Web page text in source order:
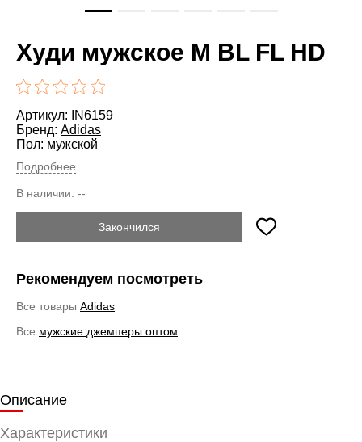
Худи мужское M BL FL HD
Артикул: IN6159
Бренд: Adidas
Пол: мужской
Подробнее
В наличии: --
Закончился
Рекомендуем посмотреть
Все товары Adidas
Все мужские джемперы оптом
Описание
Характеристики